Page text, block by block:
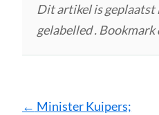
Dit artikel is geplaatst
gelabelled .
Bericht
← Minister Kuipers;